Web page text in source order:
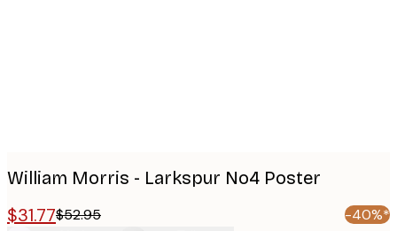
William Morris - Larkspur No4 Poster
$31.77$52.95 -40%*